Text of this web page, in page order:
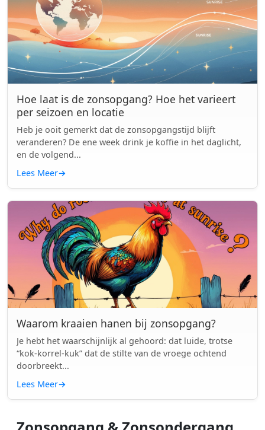
Hoe laat is de zonsopgang? Hoe het varieert
per seizoen en locatie
Heb je ooit gemerkt dat de zonsopgangstijd blijft
veranderen? De ene week drink je koffie in het daglicht,
en de volgend...
Lees Meer→
Waarom kraaien hanen bij zonsopgang?
Je hebt het waarschijnlijk al gehoord: dat luide, trotse
“kok-korrel-kuk” dat de stilte van de vroege ochtend
doorbreekt...
Lees Meer→